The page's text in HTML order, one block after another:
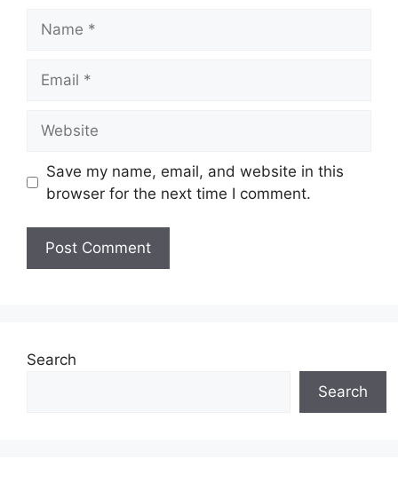
Save my name, email, and website in this
browser for the next time I comment.
Search
Search